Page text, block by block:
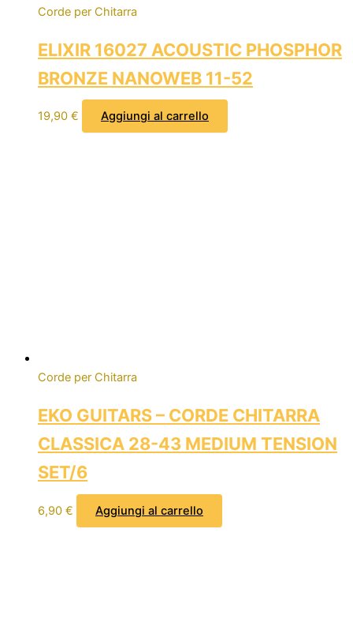
Corde per Chitarra
ELIXIR 16027 ACOUSTIC PHOSPHOR
BRONZE NANOWEB 11-52
19,90 € Aggiungi al carrello
Corde per Chitarra
EKO GUITARS – CORDE CHITARRA
CLASSICA 28-43 MEDIUM TENSION
SET/6
6,90 € Aggiungi al carrello